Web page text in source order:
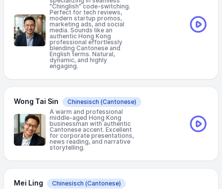
"Chinglish" code-switching.
Perfect for tech reviews,
modern startup promos,
marketing ads, and social
media. Sounds like an
authentic Hong Kong
professional effortlessly
blending Cantonese and
English terms. Natural,
dynamic, and highly
engaging.
Wong Tai Sin Chinesisch (Cantonese)
A warm and professional
middle-aged Hong Kong
businessman with authentic
Cantonese accent. Excellent
for corporate presentations,
news reading, and narrative
storytelling.
Mei Ling Chinesisch (Cantonese)